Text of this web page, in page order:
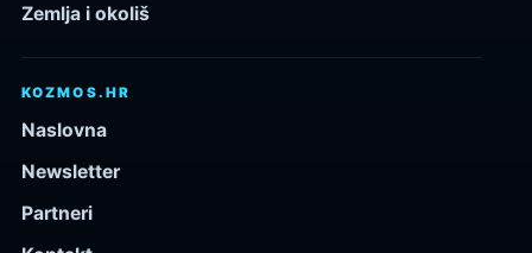
Zemlja i okoliš
KOZMOS.HR
Naslovna
Newsletter
Partneri